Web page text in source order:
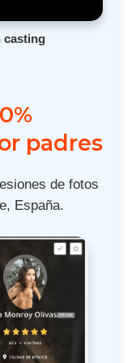
casting
padres
de fotos
España.